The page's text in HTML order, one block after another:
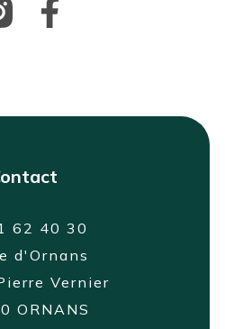
62 40 30
d'Ornans
Vernier
ORNANS